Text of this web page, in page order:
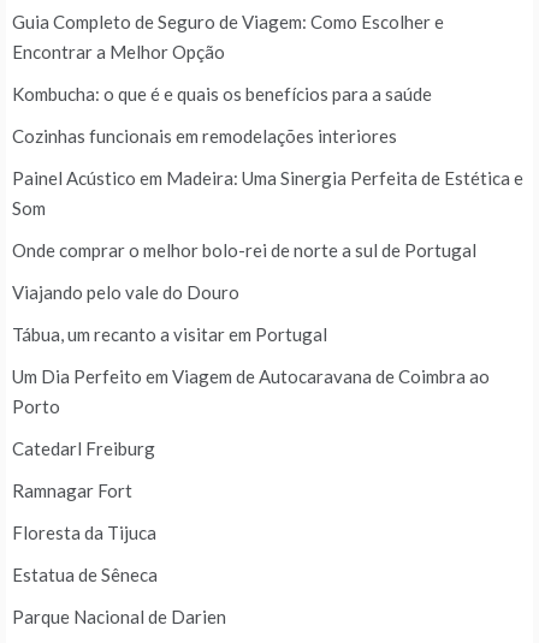
Guia Completo de Seguro de Viagem: Como Escolher e
Encontrar a Melhor Opção
Kombucha: o que é e quais os benefícios para a saúde
Cozinhas funcionais em remodelações interiores
Painel Acústico em Madeira: Uma Sinergia Perfeita de Estética e
Som
Onde comprar o melhor bolo-rei de norte a sul de Portugal
Viajando pelo vale do Douro
Tábua, um recanto a visitar em Portugal
Um Dia Perfeito em Viagem de Autocaravana de Coimbra ao
Porto
Catedarl Freiburg
Ramnagar Fort
Floresta da Tijuca
Estatua de Sêneca
Parque Nacional de Darien